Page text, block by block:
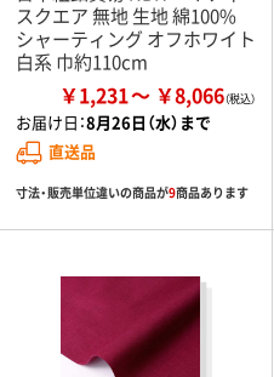
スクエア 無地 生地 綿100%
シャーティング オフホワイト
白系 巾約110cm
￥1,231 ￥8,066
お届け日：8月26日（水）まで
直送品
寸法・販売単位違いの商品が9商品あります